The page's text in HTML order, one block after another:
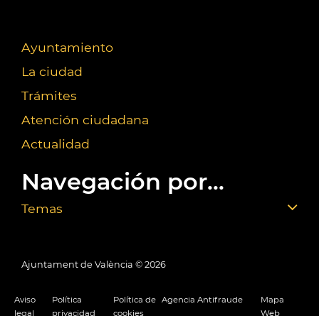
Ayuntamiento
La ciudad
Trámites
Atención ciudadana
Actualidad
Navegación por...
Temas
Ajuntament de València © 2026
Aviso
legal
Política
privacidad
Política de
cookies
Agencia Antifraude
Mapa
Web